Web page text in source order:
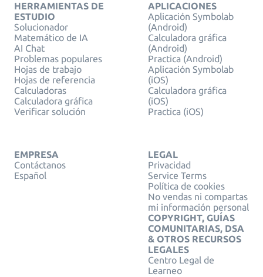
HERRAMIENTAS DE
ESTUDIO
Solucionador
Matemático de IA
AI Chat
Problemas populares
Hojas de trabajo
Hojas de referencia
Calculadoras
Calculadora gráfica
Verificar solución
APLICACIONES
Aplicación Symbolab
(Android)
Calculadora gráfica
(Android)
Practica (Android)
Aplicación Symbolab
(iOS)
Calculadora gráfica
(iOS)
Practica (iOS)
EMPRESA
Contáctanos
Español
LEGAL
Privacidad
Service Terms
Política de cookies
No vendas ni compartas
mi información personal
COPYRIGHT, GUÍAS
COMUNITARIAS, DSA
& OTROS RECURSOS
LEGALES
Centro Legal de
Learneo